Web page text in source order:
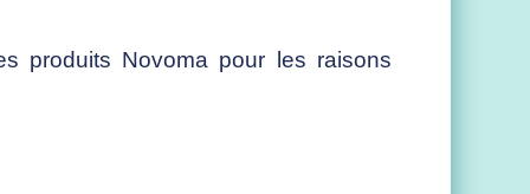
produits Novoma pour les raisons